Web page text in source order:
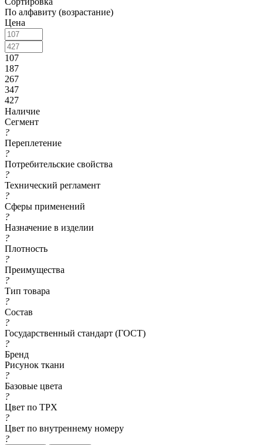
По алфавиту (возрастание)
Цена
107
187
267
347
427
Наличие
Сегмент
?
Переплетение
?
Потребительские свойства
?
Технический регламент
?
Сферы применений
?
Назначение в изделии
?
Плотность
?
Преимущества
?
Тип товара
?
Состав
?
Государственный стандарт (ГОСТ)
?
Бренд
Рисунок ткани
?
Базовые цвета
?
Цвет по TPX
?
Цвет по внутреннему номеру
?